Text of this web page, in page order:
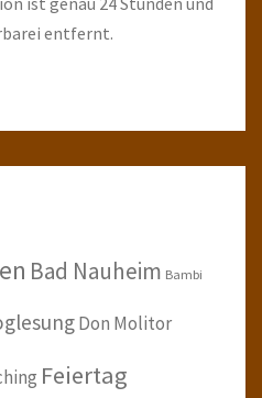
entfernt.
Bad Nauheim Bambi
Don Molitor
Feiertag